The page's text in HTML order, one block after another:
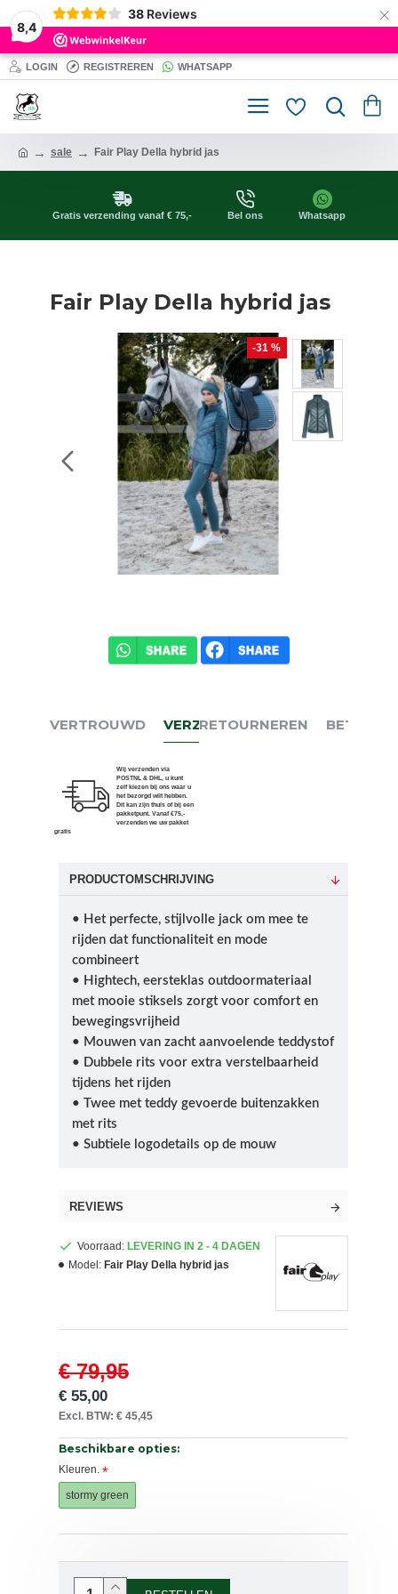
8,4
38 Reviews ×
LOGIN REGISTREREN WHATSAPP
sale Fair Play Della hybrid jas
Gratis verzending vanaf € 75,- Bel ons Whatsapp
Fair Play Della hybrid jas
-31 %
VERTROUWD VERZENDEN
Wij verzenden via
POSTNL & DHL, u kunt
zelf kiezen bij ons waar u
het bezorgd wilt hebben.
Dit kan zijn thuis of bij een
pakketpunt. Vanaf €75,-
verzenden we uw pakket
gratis
RETOURNEREN BETALEN
PRODUCTOMSCHRIJVING
• Het perfecte, stijlvolle jack om mee te
rijden dat functionaliteit en mode
combineert
• Hightech, eersteklas outdoormateriaal
met mooie stiksels zorgt voor comfort en
bewegingsvrijheid
• Mouwen van zacht aanvoelende teddystof
• Dubbele rits voor extra verstelbaarheid
tijdens het rijden
• Twee met teddy gevoerde buitenzakken
met rits
• Subtiele logodetails op de mouw
REVIEWS
Voorraad: LEVERING IN 2 - 4 DAGEN
Model: Fair Play Della hybrid jas
€ 55,00
€ 79,95
Excl. BTW: € 45,45
Beschikbare opties:
Kleuren.
stormy green